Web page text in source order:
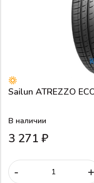
Sailun ATREZZO
В наличии
3 271 ₽
- +